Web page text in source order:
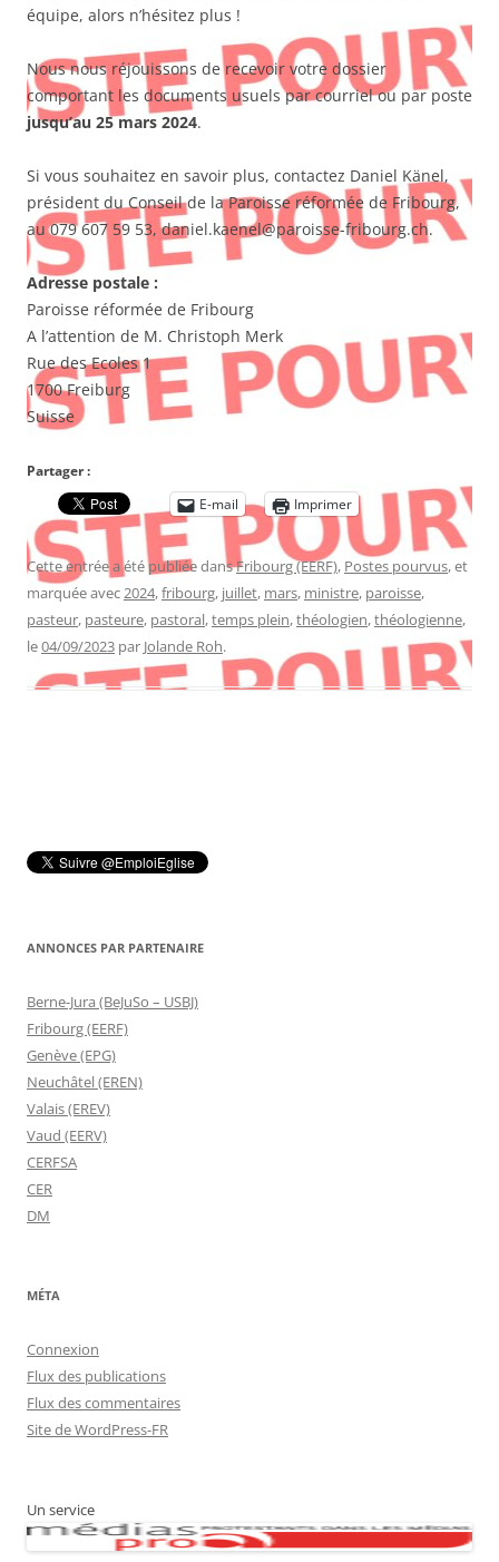
équipe, alors n’hésitez plus !
Nous nous réjouissons de recevoir votre dossier
comportant les documents usuels par courriel ou par poste
jusqu’au 25 mars 2024.
Si vous souhaitez en savoir plus, contactez Daniel Känel,
président du Conseil de la Paroisse réformée de Fribourg,
au 079 607 59 53, daniel.kaenel@paroisse-fribourg.ch.
Adresse postale :
Paroisse réformée de Fribourg
A l’attention de M. Christoph Merk
Rue des Ecoles 1
1700 Freiburg
Suisse
Partager :
E-mail
Imprimer
Cette entrée a été publiée dansFribourg (EERF), Postes pourvus, et
marquée avec2024,fribourg, juillet, mars, ministre, paroisse,
pasteur, pasteure, pastoral,temps plein,théologien,théologienne,
le04/09/2023 par Jolande Roh.
ANNONCES PAR PARTENAIRE
Berne-Jura (BeJuSo – USBJ)
Fribourg (EERF)
Genève (EPG)
Neuchâtel (EREN)
Valais (EREV)
Vaud (EERV)
CERFSA
CER
DM
MÉTA
Connexion
Flux des publications
Flux des commentaires
Site de WordPress-FR
Un service